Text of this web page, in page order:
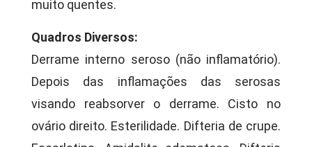
muito quentes.
Quadros Diversos:
Derrame interno seroso (não inflamatório).
Depois das inflamações das serosas
visando reabsorver o derrame. Cisto no
ovário direito. Esterilidade. Difteria de crupe.